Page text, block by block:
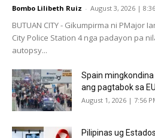
Bombo Lilibeth Ruiz - August 3, 2026 |
BUTUAN CITY - Gikumpirma ni PMajor
City Police Station 4 nga padayon pa
autopsy...
Spain mingkondina
ang pagtabok sa
August 1, 2026 | 7:56
Pilipinas ug